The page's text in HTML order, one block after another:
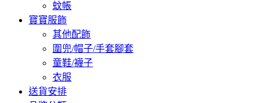
蚊帳
寶寶服飾
其他配飾
圍兜/帽子/手套腳套
童鞋/襪子
衣服
送貨安排